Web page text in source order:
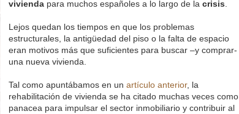
viviendapara muchos españoles a lo largo de la crisis.
Lejos quedan los tiempos en que los problemas
estructurales, la antigüedad del piso o la falta de espacio
eran motivos más que suficientes para buscar –y comprar-
una nueva vivienda.
Tal como apuntábamos en un artículo anterior, la
rehabilitación de vivienda se ha citado muchas veces como
panacea para impulsar el sector inmobiliario y contribuir al